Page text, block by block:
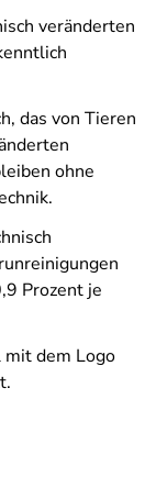
veränderten
das von Tieren
ohne
Prozent je
dem Logo